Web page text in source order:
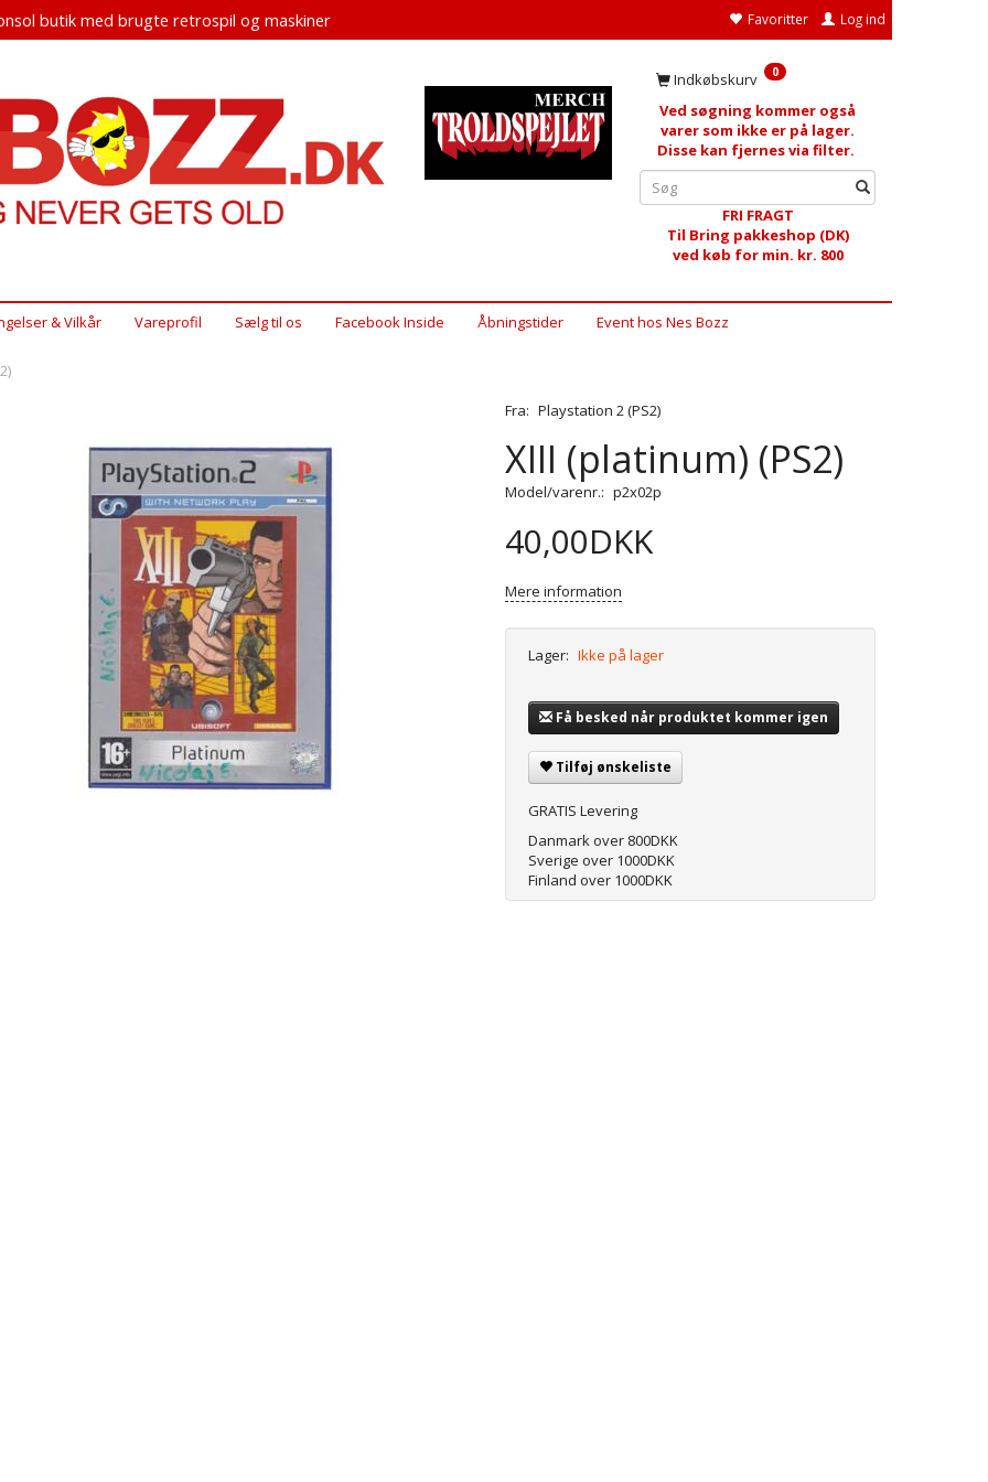
Favoritter Log ind
butik med brugte retrospil og maskiner
Indkøbskurv 0
Ved søgning kommer også
varer som ikke er på lager.
Disse kan fjernes via filter.
FRI FRAGT
Til Bring pakkeshop (DK)
ved køb for min. kr. 800
& Vilkår Vareprofil Sælg til os Facebook Inside Åbningstider Event hos Nes Bozz
Fra: Playstation 2 (PS2)
XIII (platinum) (PS2)
Model/varenr.: p2x02p
40,00DKK
Mere information
Lager: Ikke på lager
Få besked når produktet kommer igen
Tilføj ønskeliste
GRATIS Levering
Danmark over 800DKK
Sverige over 1000DKK
Finland over 1000DKK